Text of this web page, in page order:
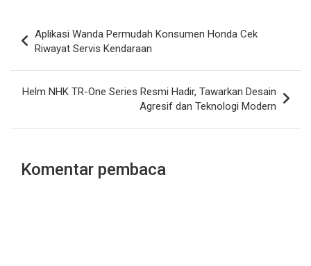
pos
Aplikasi Wanda Permudah Konsumen Honda Cek
Riwayat Servis Kendaraan
Helm NHK TR-One Series Resmi Hadir, Tawarkan Desain
Agresif dan Teknologi Modern
Komentar pembaca